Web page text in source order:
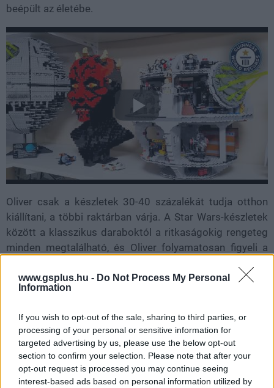
www.gsplus.hu - Do Not Process My Personal
Information
If you wish to opt-out of the sale, sharing to third parties, or
processing of your personal or sensitive information for
targeted advertising by us, please use the below opt-out
section to confirm your selection. Please note that after your
opt-out request is processed you may continue seeing
interest-based ads based on personal information utilized by
beépült az életébe.
Oliver csak a készletek 30-40 százalékát tudja otthon
kiállítani, a többi raktárban várja. A Star Wars-készletek
között a klasszikus daraboktól a ritkaságokig rengeteg
minden megtalálható, és Oliver folyamatosan figyeli a
közösségekben terjedő híreket, hátha újabb hiányzó
darab bukkan fel. Külön vágyálma egyébként egy tömör
A Guinness cikke szerint Oliver számára a LEGO egyik
vonzereje a kreativitás, a másik a képzelet. Úgy látja, az
emberek felnőttként sokszor elveszítik ezt, a kockák
viszont segítenek életben tartani. Ez nem különösebben